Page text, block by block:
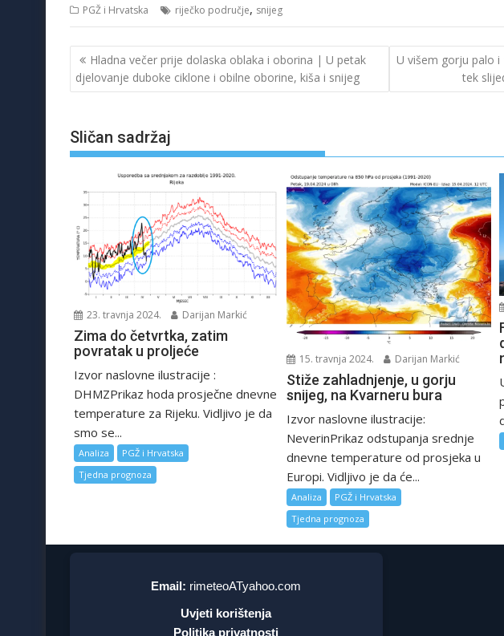
PGŽ i Hrvatska riječko područje, snijeg
Navigacija
objava
Hladna večer prije dolaska oblaka i oborina | U petak
djelovanje duboke ciklone i obilne oborine, kiša i snijeg
U višem gorju palo
tek
Sličan sadržaj
23. travnja 2024. Darijan Markić
Zima do četvrtka, zatim
povratak u proljeće
Izvor naslovne ilustracije :
DHMZPrikaz hoda prosječne dnevne
temperature za Rijeku. Vidljivo je da
smo se...
Analiza
PGŽ i Hrvatska
Tjedna prognoza
15. travnja 2024. Darijan Markić
Stiže zahladnjenje, u gorju
snijeg, na Kvarneru bura
Izvor naslovne ilustracije:
NeverinPrikaz odstupanja srednje
dnevne temperature od prosjeka u
Europi. Vidljivo je da će...
Analiza
PGŽ i Hrvatska
Tjedna prognoza
Email: rimeteoATyahoo.com
Uvjeti korištenja
Politika privatnosti